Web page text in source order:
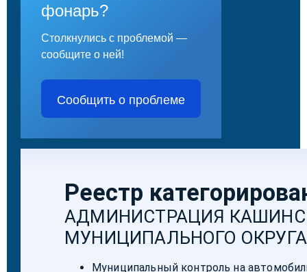
фонарь?
Столкнулись с проблемой —
сообщите о ней!
Сообщить о проблеме